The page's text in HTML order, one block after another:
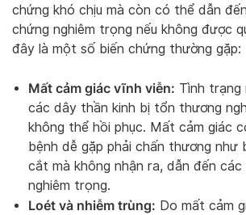
chứng khó chịu mà còn có thể dẫn
chứng nghiêm trọng nếu không được
đây là một số biến chứng thường gặp:
Mất cảm giác vĩnh viễn: Tình trạng
các dây thần kinh bị tổn thương
không thể hồi phục. Mất cảm giác
bệnh dễ gặp phải chấn thương như
cắt mà không nhận ra, dẫn đến
nghiêm trọng.
Loét và nhiễm trùng: Do mất cảm